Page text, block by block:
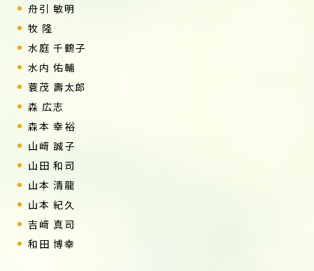
舟引 敏明
牧 隆
水庭 千鶴子
水内 佑輔
蓑茂 壽太郎
森 広志
森本 幸裕
山﨑 誠子
山田 和司
山本 清龍
山本 紀久
吉﨑 真司
和田 博幸